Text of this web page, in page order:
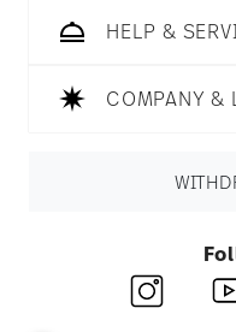
HELP &
COMPANY &